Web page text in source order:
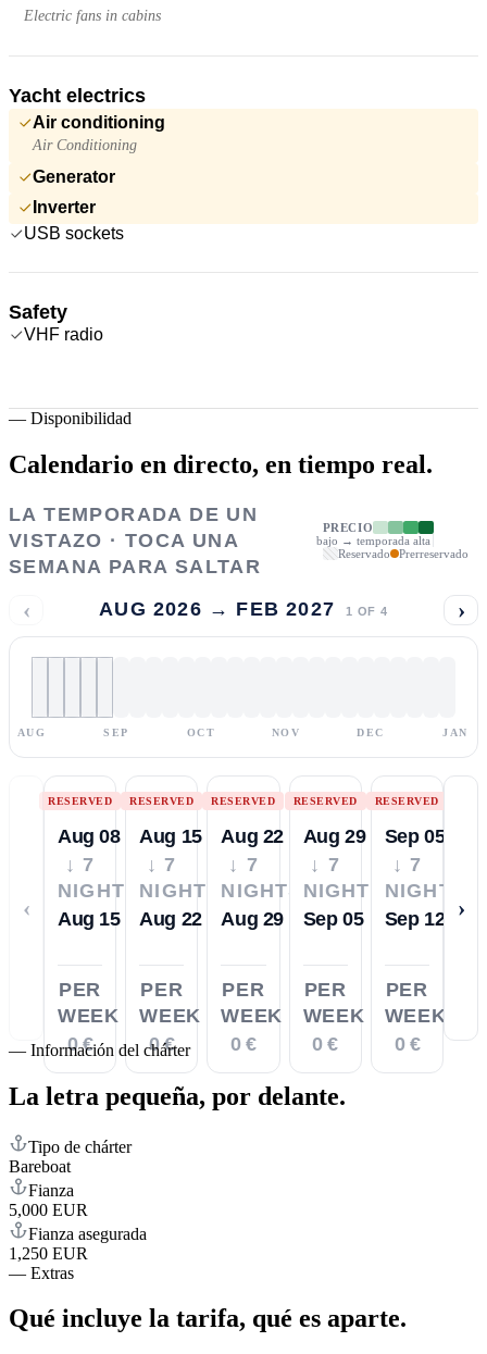
Electric fans in cabins
Yacht electrics
Air conditioning
Air Conditioning
Generator
Inverter
USB sockets
Safety
VHF radio
— Disponibilidad
Calendario en directo, en tiempo real.
LA TEMPORADA DE UN
VISTAZO · TOCA UNA
SEMANA PARA SALTAR
PRECIO
bajo → temporada alta
Reservado
Prerreservado
‹ AUG 2026 → FEB 2027 1 OF 4 ›
AUG SEP OCT NOV DEC JAN
‹
RESERVED
Aug 08
↓ 7
NIGHTS
Aug 15
PER
WEEK
0 €
RESERVED
Aug 15
↓ 7
NIGHTS
Aug 22
PER
WEEK
0 €
RESERVED
Aug 22
↓ 7
NIGHTS
Aug 29
PER
WEEK
0 €
RESERVED
Aug 29
↓ 7
NIGHTS
Sep 05
PER
WEEK
0 €
RESERVED
Sep 05
↓ 7
NIGHTS
Sep 12
PER
WEEK
0 €
›
— Información del chárter
La letra pequeña, por delante.
Tipo de chárter
Bareboat
Fianza
5,000 EUR
Fianza asegurada
1,250 EUR
— Extras
Qué incluye la tarifa, qué es aparte.